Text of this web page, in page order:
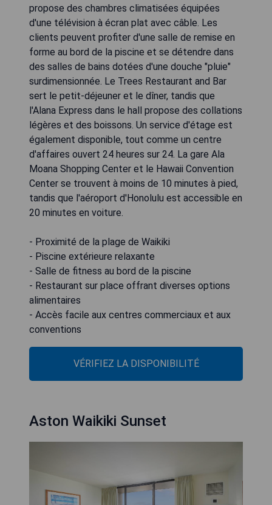
propose des chambres climatisées équipées
d'une télévision à écran plat avec câble. Les
clients peuvent profiter d'une salle de remise en
forme au bord de la piscine et se détendre dans
des salles de bains dotées d'une douche "pluie"
surdimensionnée. Le Trees Restaurant and Bar
sert le petit-déjeuner et le dîner, tandis que
l'Alana Express dans le hall propose des collations
légères et des boissons. Un service d'étage est
également disponible, tout comme un centre
d'affaires ouvert 24 heures sur 24. La gare Ala
Moana Shopping Center et le Hawaii Convention
Center se trouvent à moins de 10 minutes à pied,
tandis que l'aéroport d'Honolulu est accessible en
20 minutes en voiture.
- Proximité de la plage de Waikiki
- Piscine extérieure relaxante
- Salle de fitness au bord de la piscine
- Restaurant sur place offrant diverses options
alimentaires
- Accès facile aux centres commerciaux et aux
conventions
VÉRIFIEZ LA DISPONIBILITÉ
Aston Waikiki Sunset